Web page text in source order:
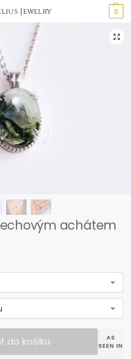
Jewelry 0
achátem
do košíku
AS
SEEN IN